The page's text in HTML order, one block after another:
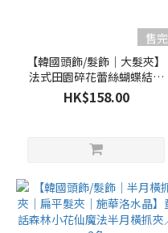
售完
【韓國頭飾/髮飾｜大髮夾】
法式田園碎花蕾絲蝴蝶結大
力夾／2色
HK$158.00